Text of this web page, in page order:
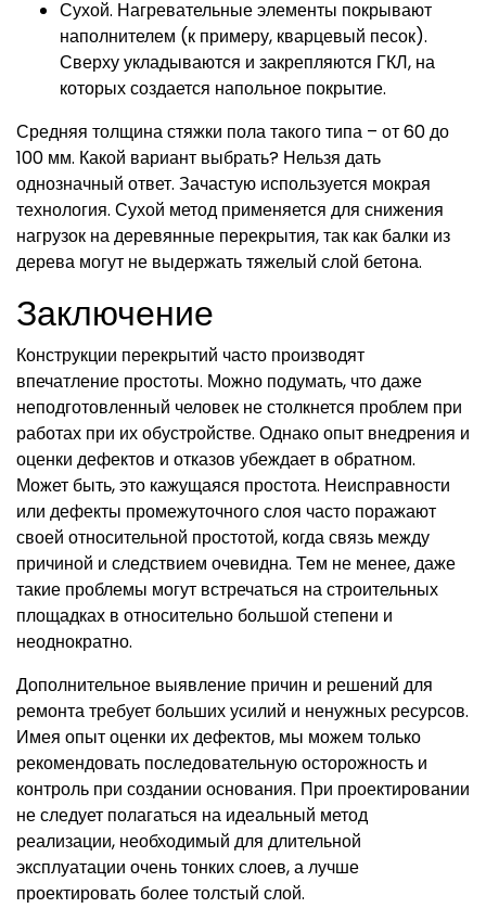
Сухой. Нагревательные элементы покрывают
наполнителем (к примеру, кварцевый песок).
Сверху укладываются и закрепляются ГКЛ, на
которых создается напольное покрытие.
Средняя толщина стяжки пола такого типа – от 60 до
100 мм. Какой вариант выбрать? Нельзя дать
однозначный ответ. Зачастую используется мокрая
технология. Сухой метод применяется для снижения
нагрузок на деревянные перекрытия, так как балки из
дерева могут не выдержать тяжелый слой бетона.
Заключение
Конструкции перекрытий часто производят
впечатление простоты. Можно подумать, что даже
неподготовленный человек не столкнется проблем при
работах при их обустройстве. Однако опыт внедрения и
оценки дефектов и отказов убеждает в обратном.
Может быть, это кажущаяся простота. Неисправности
или дефекты промежуточного слоя часто поражают
своей относительной простотой, когда связь между
причиной и следствием очевидна. Тем не менее, даже
такие проблемы могут встречаться на строительных
площадках в относительно большой степени и
неоднократно.
Дополнительное выявление причин и решений для
ремонта требует больших усилий и ненужных ресурсов.
Имея опыт оценки их дефектов, мы можем только
рекомендовать последовательную осторожность и
контроль при создании основания. При проектировании
не следует полагаться на идеальный метод
реализации, необходимый для длительной
эксплуатации очень тонких слоев, а лучше
проектировать более толстый слой.